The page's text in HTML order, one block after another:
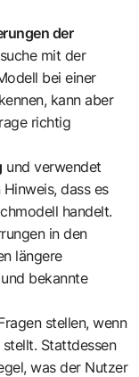
der
mit der
bei einer
kann aber
richtig
und verwendet
dass es
handelt.
in den
längere
bekannte
stellen, wenn
Stattdessen
was der Nutzer